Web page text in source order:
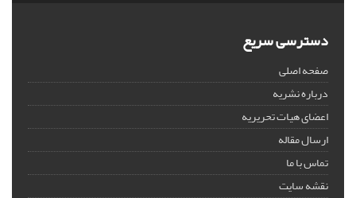
دسترسی سریع
صفحه اصلی
درباره نشریه
اعضای هیات تحریریه
ارسال مقاله
تماس با ما
نقشه سایت